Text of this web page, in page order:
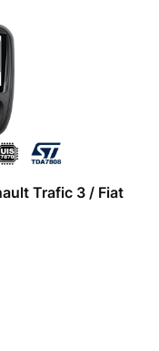
Trafic 3 / Fiat